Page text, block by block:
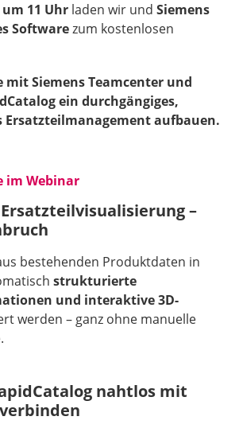
um 11 Uhr laden wir und Siemens
Softwarezum kostenlosen
mit Siemens Teamcenter und
ein durchgängiges,
aufbauen.
im Webinar
–
bestehenden Produktdaten in
strukturierte
und interaktive 3D-
werden – ganz ohne manuelle
nahtlos mit